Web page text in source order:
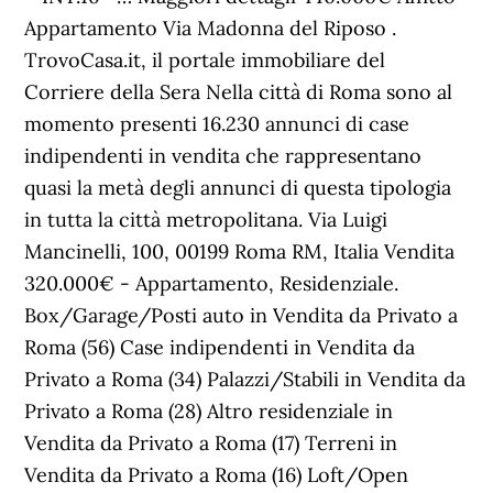
Appartamento Via Madonna del Riposo .
TrovoCasa.it, il portale immobiliare del
Corriere della Sera Nella città di Roma sono al
momento presenti 16.230 annunci di case
indipendenti in vendita che rappresentano
quasi la metà degli annunci di questa tipologia
in tutta la città metropolitana. Via Luigi
Mancinelli, 100, 00199 Roma RM, Italia Vendita
320.000€ - Appartamento, Residenziale.
Box/Garage/Posti auto in Vendita da Privato a
Roma (56) Case indipendenti in Vendita da
Privato a Roma (34) Palazzi/Stabili in Vendita da
Privato a Roma (28) Altro residenziale in
Vendita da Privato a Roma (17) Terreni in
Vendita da Privato a Roma (16) Loft/Open